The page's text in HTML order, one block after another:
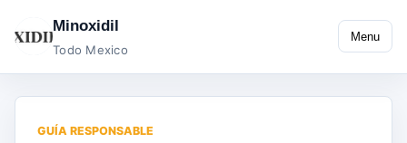
Minoxidil
Todo Mexico
Menu
GUÍA RESPONSABLE